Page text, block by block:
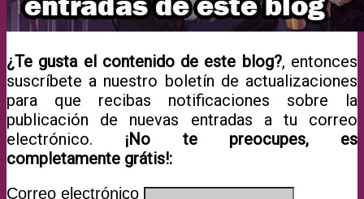
¿Te gusta el contenido de este blog?, entonces
suscríbete a nuestro boletín de actualizaciones
para que recibas notificaciones sobre la
publicación de nuevas entradas a tu correo
electrónico. ¡No te preocupes, es
completamente grátis!:
Correo electrónico